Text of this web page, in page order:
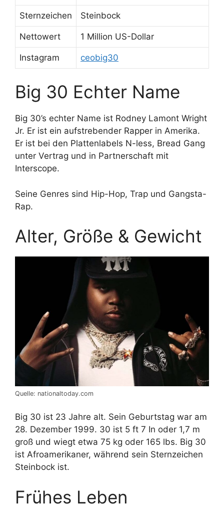
Sternzeichen Steinbock
Nettowert 1 Million US-Dollar
Instagram ceobig30
Big 30 Echter Name
Big 30’s echter Name ist Rodney Lamont Wright
Jr. Er ist ein aufstrebender Rapper in Amerika.
Er ist bei den Plattenlabels N-less, Bread Gang
unter Vertrag und in Partnerschaft mit
Interscope.
Seine Genres sind Hip-Hop, Trap und Gangsta-
Rap.
Alter, Größe & Gewicht
Quelle: nationaltoday.com
Big 30 ist 23 Jahre alt. Sein Geburtstag war am
28. Dezember 1999. 30 ist 5 ft 7 In oder 1,7 m
groß und wiegt etwa 75 kg oder 165 lbs. Big 30
ist Afroamerikaner, während sein Sternzeichen
Steinbock ist.
Frühes Leben